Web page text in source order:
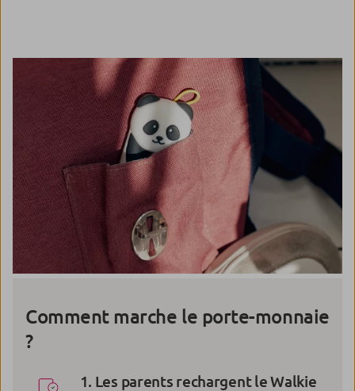
Comment marche le porte-monnaie
?
1. Les parents rechargent le Walkie